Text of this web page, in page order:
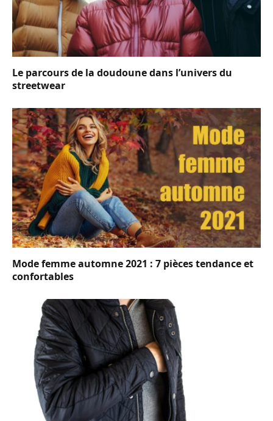
Le parcours de la doudoune dans l’univers du
streetwear
Mode femme automne 2021 : 7 pièces tendance et
confortables